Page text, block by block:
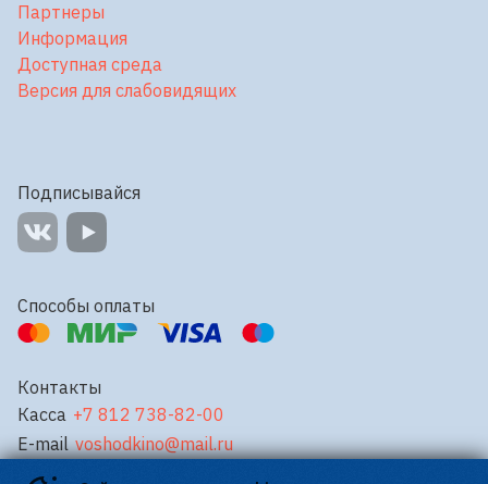
Партнеры
Информация
Доступная среда
Версия для слабовидящих
Подписывайся
Способы оплаты
Контакты
Касса +7 812 738-82-00
E-mail voshodkino@mail.ru